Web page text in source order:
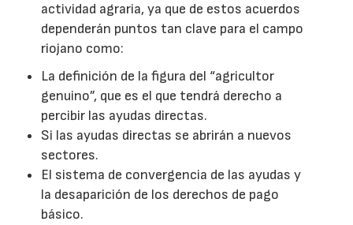
actividad agraria, ya que de estos acuerdos
dependerán puntos tan clave para el campo
riojano como:
La definición de la figura del “agricultor
genuino”, que es el que tendrá derecho a
percibir las ayudas directas.
Si las ayudas directas se abrirán a nuevos
sectores.
El sistema de convergencia de las ayudas y
la desaparición de los derechos de pago
básico.